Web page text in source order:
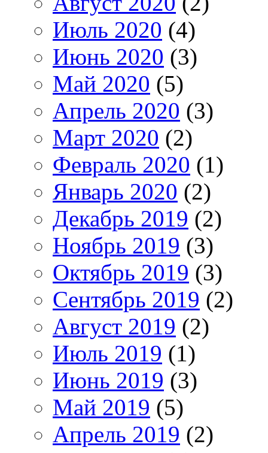
Июль 2020 (4)
Июнь 2020 (3)
Май 2020 (5)
Апрель 2020 (3)
Март 2020 (2)
Февраль 2020 (1)
Январь 2020 (2)
Декабрь 2019 (2)
Ноябрь 2019 (3)
Октябрь 2019 (3)
Сентябрь 2019 (2)
Август 2019 (2)
Июль 2019 (1)
Июнь 2019 (3)
Май 2019 (5)
Апрель 2019 (2)